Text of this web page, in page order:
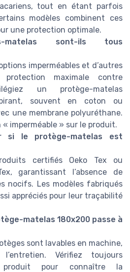
tout en étant parfois
modèles combinent ces
une protection optimale.
matelas sont-ils tous
imperméables et d’autres
maximale contre
un protège-matelas
souvent en coton ou
une membrane polyuréthane.
imperméable » sur le produit.
si le protège-matelas est
certifiés Oeko Tex ou
garantissant l’absence de
nocifs. Les modèles fabriqués
appréciés pour leur traçabilité
matelas 180x200 passe à
sont lavables en machine,
Vérifiez toujours
pour connaître la